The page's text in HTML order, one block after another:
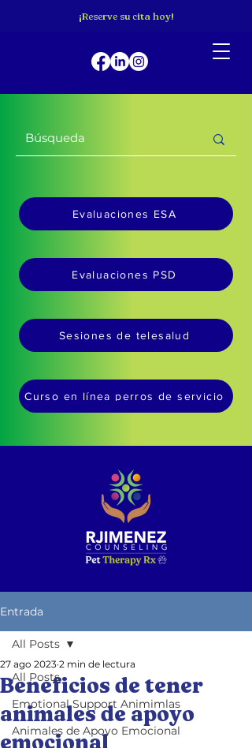
¡Reserve su cita hoy!
Evaluaciones ESA
Sesiones de telesalud
Curso en línea perros de servicio
Evaluaciones PSD
Entrada
All Posts
Emotional Support Animimlas
Animales de Apoyo Emocional
All Posts
Beneficios de tener
animales de apoyo
emocional
27 ago 2023 2 min de lectura